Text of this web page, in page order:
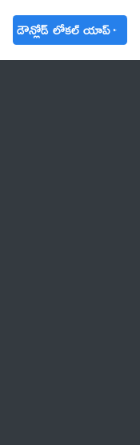
డౌన్లోడ్ లోకల్ యాప్